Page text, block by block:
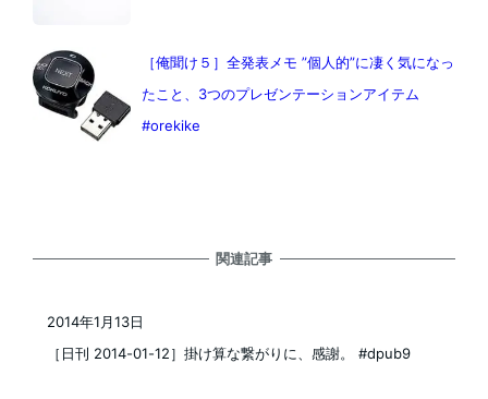
［俺聞け５］全発表メモ ”個人的”に凄く気になっ
たこと、3つのプレゼンテーションアイテム
#orekike
関連記事
［日刊 2014-01-12］掛け算な繋がりに、感謝。 #dpub9
2014年1月13日